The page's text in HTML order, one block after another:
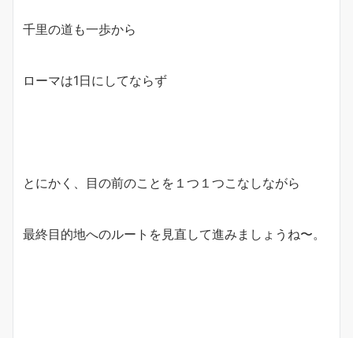
千里の道も一歩から
ローマは1日にしてならず
とにかく、目の前のことを１つ１つこなしながら
最終目的地へのルートを見直して進みましょうね〜。